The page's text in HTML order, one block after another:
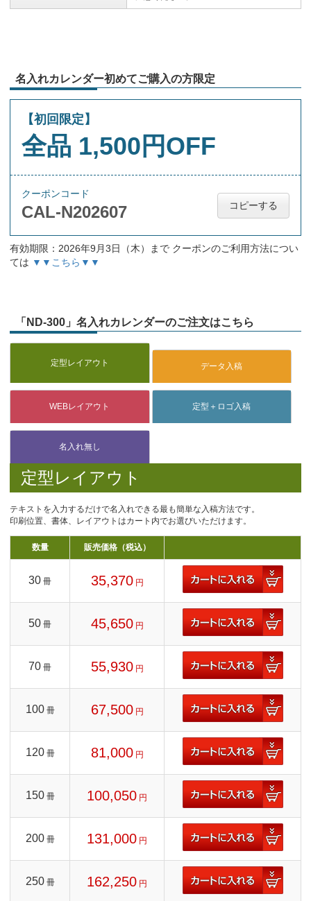
名入れカレンダー初めてご購入の方限定
【初回限定】
全品 1,500円OFF
クーポンコード
CAL-N202607 コピーする
有効期限：2026年9月3日（木）まで クーポンのご利用方法につい
ては ▼▼こちら▼▼
「ND-300」名入れカレンダーのご注文はこちら
定型レイアウト
テキストを入力するだけで名入れできる最も簡単な入稿方法です。
印刷位置、書体、レイアウトはカート内でお選びいただけます。
数量 販売価格（税込）
30 冊 35,370 円
50 冊 45,650 円
70 冊 55,930 円
100 冊 67,500 円
120 冊 81,000 円
150 冊 100,050 円
200 冊 131,000 円
250 冊 162,250 円